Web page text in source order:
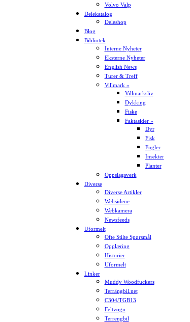
Volvo Valp
Delekatalog
Deleshop
Blog
Bibliotek
Interne Nyheter
Eksterne Nyheter
English News
Turer & Treff
Villmark »
Villmarksliv
Dykking
Fiske
Faktasider »
Dyr
Fisk
Fugler
Insekter
Planter
Oppslagsverk
Diverse
Diverse Artikler
Websidene
Webkamera
Newsfeeds
Uformelt
Ofte Stilte Spørsmål
Opplæring
Historier
Uformelt
Linker
Muddy Woodfuckers
Terrängbil.net
C304/TGB13
Feltvogn
Terrengbil